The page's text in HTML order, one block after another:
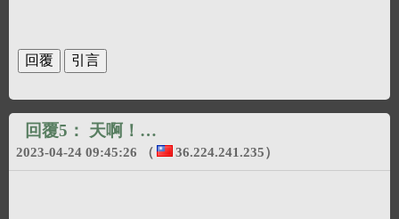
回覆5： 天啊！…
2023-04-24 09:45:26 （ 36.224.241.235）